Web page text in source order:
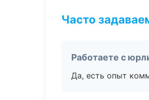
Часто
Работаете с
Да, есть опыт